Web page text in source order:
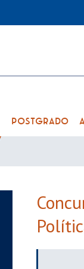
POSTGRADO